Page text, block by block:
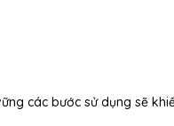
các bước sử dụng sẽ